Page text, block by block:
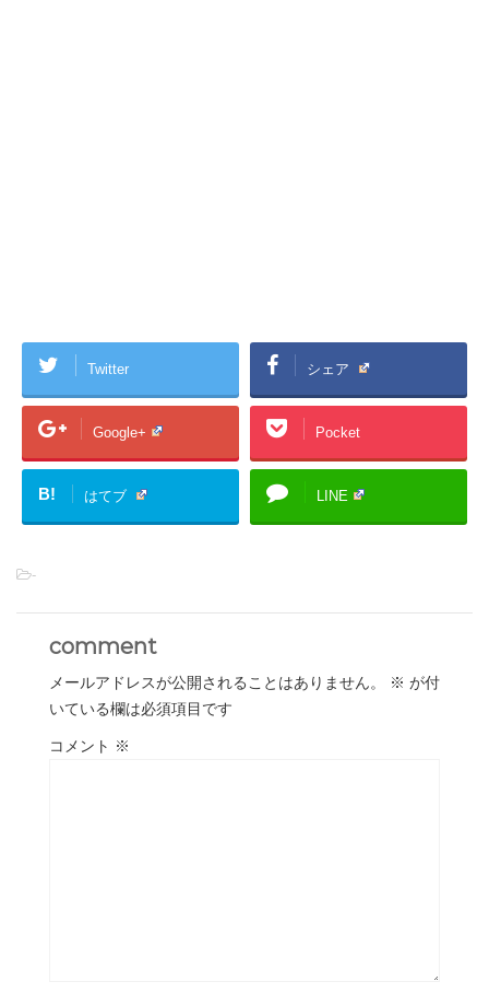
Twitter シェア
Google+ Pocket
B! はてブ LINE
-
comment
メールアドレスが公開されることはありません。 ※ が付
いている欄は必須項目です
コメント ※